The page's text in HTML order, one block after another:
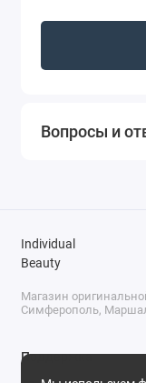
Вопросы и
Individual
Beauty
Магазин
Симферополь,
Поддержка